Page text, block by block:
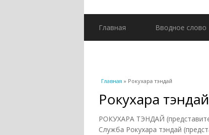
Главная Вводное слово
Вы здесь
Главная » Рокухара тэндай
Рокухара тэндай
РОКУХАРА ТЭНДАЙ
Служба Рокухара тэндай